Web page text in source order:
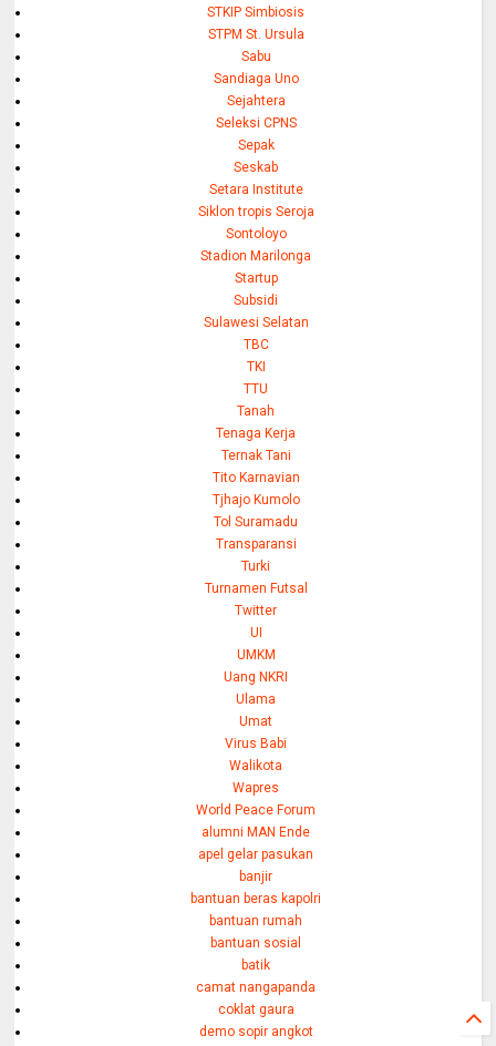
STKIP Simbiosis
STPM St. Ursula
Sabu
Sandiaga Uno
Sejahtera
Seleksi CPNS
Sepak
Seskab
Setara Institute
Siklon tropis Seroja
Sontoloyo
Stadion Marilonga
Startup
Subsidi
Sulawesi Selatan
TBC
TKI
TTU
Tanah
Tenaga Kerja
Ternak Tani
Tito Karnavian
Tjhajo Kumolo
Tol Suramadu
Transparansi
Turki
Turnamen Futsal
Twitter
UI
UMKM
Uang NKRI
Ulama
Umat
Virus Babi
Walikota
Wapres
World Peace Forum
alumni MAN Ende
apel gelar pasukan
banjir
bantuan beras kapolri
bantuan rumah
bantuan sosial
batik
camat nangapanda
coklat gaura
demo sopir angkot